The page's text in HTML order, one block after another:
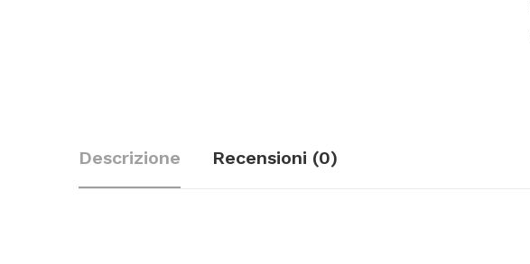
Descrizione Recensioni (0)